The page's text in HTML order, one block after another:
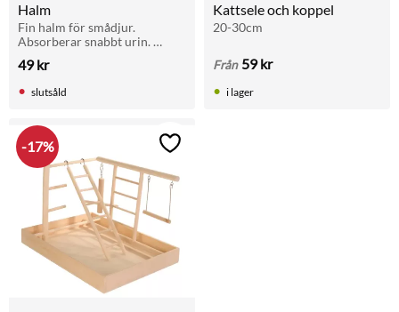
Halm
Fin halm för smådjur.
Absorberar snabbt urin.
komposterbar. För ren
per 1 kg.
49kr
slutsåld
Kattsele och koppel
20-30cm
Från 59kr
i lager
17% Lägg till i favoriter